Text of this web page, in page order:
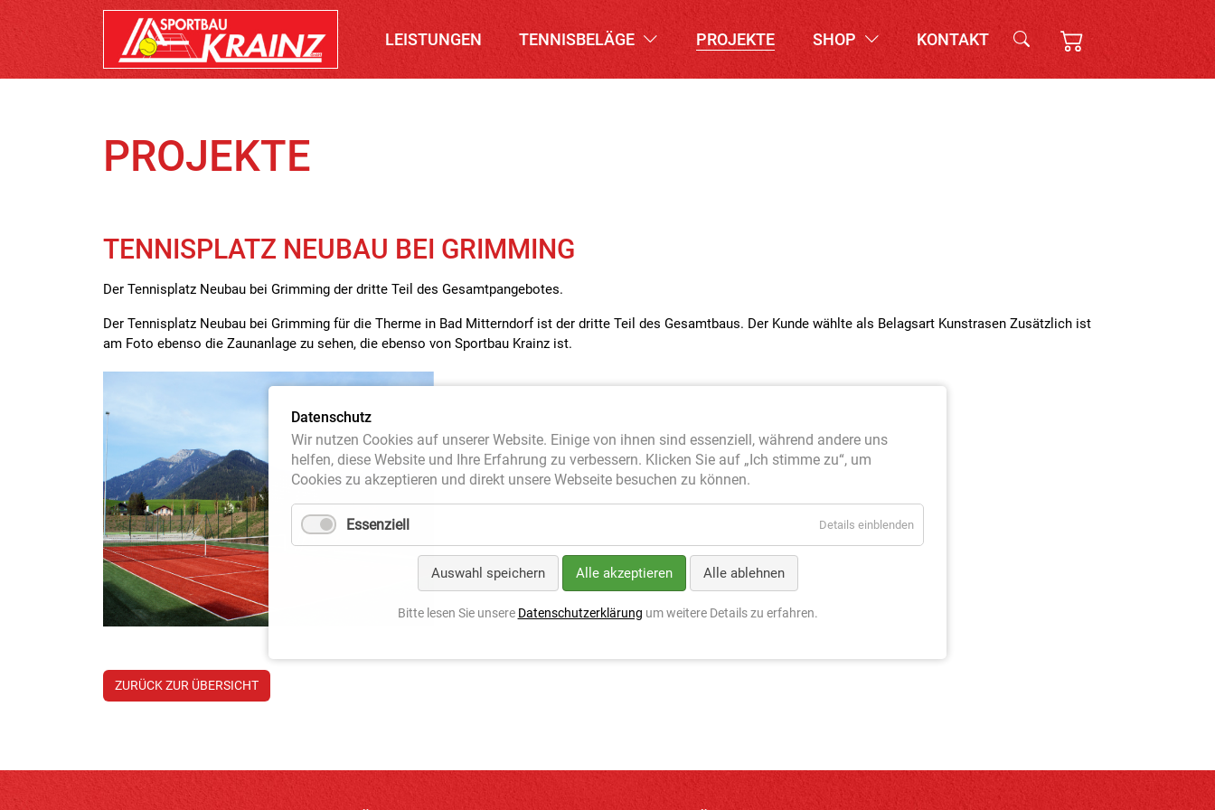
LEISTUNGEN TENNISBELÄGE PROJEKTE SHOP KONTAKT
PROJEKTE
TENNISPLATZ NEUBAU BEI GRIMMING
Der Tennisplatz Neubau bei Grimming der dritte Teil des Gesamtpangebotes.
Der Tennisplatz Neubau bei Grimming für die Therme in Bad Mitterndorf ist der dritte Teil des Gesamtbaus. Der Kunde wählte als Belagsart Kunstrasen Zusätzlich ist
am Foto ebenso die Zaunanlage zu sehen, die ebenso von Sportbau Krainz ist.
ZURÜCK ZUR ÜBERSICHT
Datenschutz
Wir nutzen Cookies auf unserer Website. Einige von ihnen sind essenziell, während andere uns
helfen, diese Website und Ihre Erfahrung zu verbessern. Klicken Sie auf „Ich stimme zu“, um
Cookies zu akzeptieren und direkt unsere Webseite besuchen zu können.
Essenziell Details einblenden
Auswahl speichern Alle akzeptieren Alle ablehnen
Bitte lesen Sie unsere Datenschutzerklärung um weitere Details zu erfahren.